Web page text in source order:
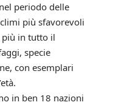
periodo delle
più sfavorevoli
più in tutto il
specie
con esemplari
in ben 18 nazioni